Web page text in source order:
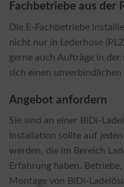
Fachbetriebe aus der
Die E-Fachbetriebe
nicht nur in Lederhose
gerne auch Aufträge in der
sich einen
Angebot anfordern
Sie sind an einer BiDi-
Installation sollte auf
werden, die im Bereich
Erfahrung haben.
Montage von BiDi-